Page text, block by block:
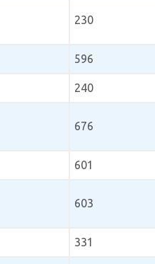
230
596
240
676
601
603
331